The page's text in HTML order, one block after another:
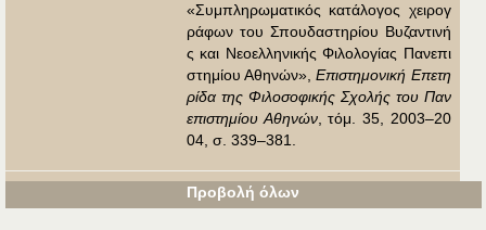
«Συμπληρωματικός κατάλογος χειρογ
ράφων του Σπουδαστηρίου Βυζαντινή
ς και Νεοελληνικής Φιλολογίας Πανεπι
στημίου Αθηνών»,Επιστημονική Επετη
ρίδα της Φιλοσοφικής Σχολής του Παν
επιστημίου Αθηνών, τόμ. 35, 2003–20
04, σ. 339–381.
Βιβλιογραφία
Προβολή όλων